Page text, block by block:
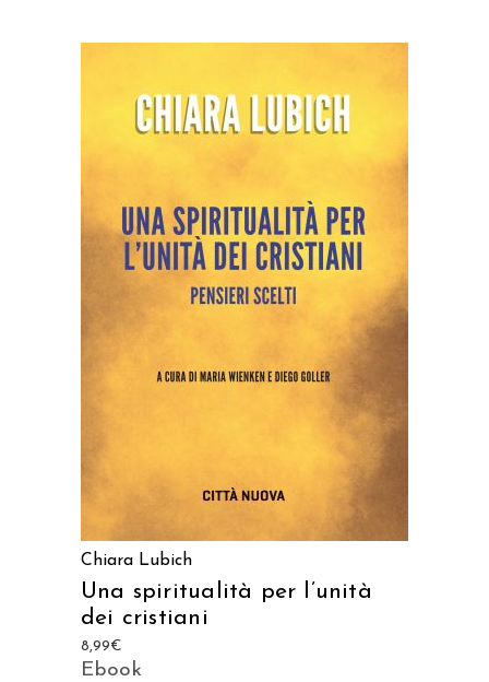
AGGIUNGI AL CARRELLO
Chiara Lubich
Una spiritualità per l’unità
dei cristiani
8,99€
Ebook